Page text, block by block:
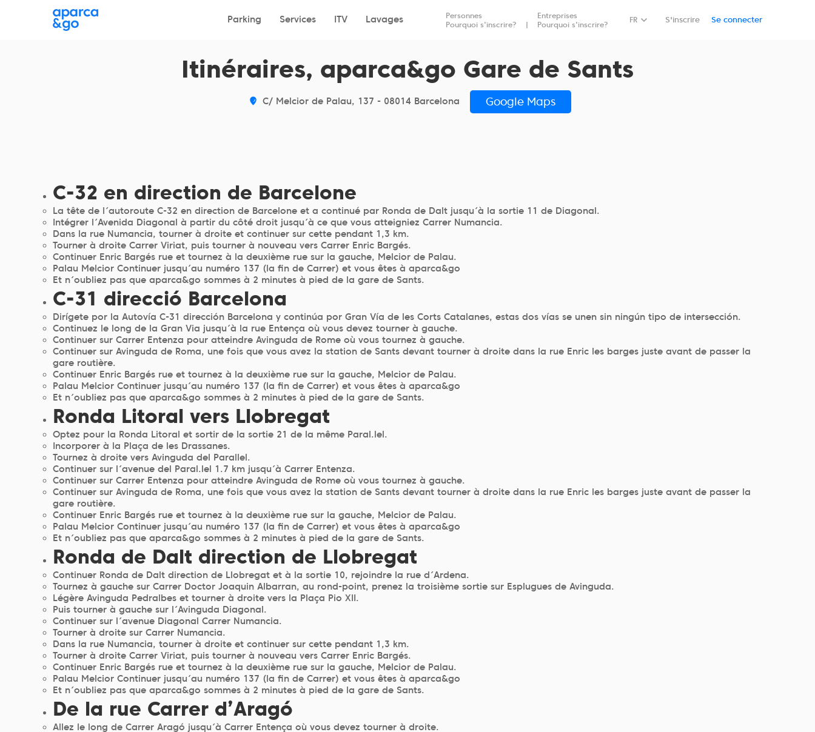
Parking Services ITV Lavages
Personnes
Pourquoi s'inscrire?
Entreprises
Pourquoi s'inscrire?
FR S'inscrire Se connecter
Choisissez votre parking
Choisissez votre parking Réservez
Itinéraires, aparca&go Gare de Sants
C/ Melcior de Palau, 137 - 08014 Barcelona Google Maps
C-32 en direction de Barcelone
La tête de l´autoroute C-32 en direction de Barcelone et a continué par Ronda de Dalt jusqu´à la sortie 11 de Diagonal.
Intégrer l´Avenida Diagonal à partir du côté droit jusqu´à ce que vous atteigniez Carrer Numancia.
Dans la rue Numancia, tourner à droite et continuer sur cette pendant 1,3 km.
Tourner à droite Carrer Viriat, puis tourner à nouveau vers Carrer Enric Bargés.
Continuer Enric Bargés rue et tournez à la deuxième rue sur la gauche, Melcior de Palau.
Palau Melcior Continuer jusqu´au numéro 137 (la fin de Carrer) et vous êtes à aparca&go
Et n´oubliez pas que aparca&go sommes à 2 minutes à pied de la gare de Sants.
C-31 direcció Barcelona
Dirígete por la Autovía C-31 dirección Barcelona y continúa por Gran Vía de les Corts Catalanes, estas dos vías se unen sin ningún tipo de intersección.
Continuez le long de la Gran Via jusqu´à la rue Entença où vous devez tourner à gauche.
Continuer sur Carrer Entenza pour atteindre Avinguda de Rome où vous tournez à gauche.
Continuer sur Avinguda de Roma, une fois que vous avez la station de Sants devant tourner à droite dans la rue Enric les barges juste avant de passer la
gare routière.
Continuer Enric Bargés rue et tournez à la deuxième rue sur la gauche, Melcior de Palau.
Palau Melcior Continuer jusqu´au numéro 137 (la fin de Carrer) et vous êtes à aparca&go
Et n´oubliez pas que aparca&go sommes à 2 minutes à pied de la gare de Sants.
Ronda Litoral vers Llobregat
Optez pour la Ronda Litoral et sortir de la sortie 21 de la même Paral.lel.
Incorporer à la Plaça de les Drassanes.
Tournez à droite vers Avinguda del Parallel.
Continuer sur l´avenue del Paral.lel 1.7 km jusqu´à Carrer Entenza.
Continuer sur Carrer Entenza pour atteindre Avinguda de Rome où vous tournez à gauche.
Continuer sur Avinguda de Roma, une fois que vous avez la station de Sants devant tourner à droite dans la rue Enric les barges juste avant de passer la
gare routière.
Continuer Enric Bargés rue et tournez à la deuxième rue sur la gauche, Melcior de Palau.
Palau Melcior Continuer jusqu´au numéro 137 (la fin de Carrer) et vous êtes à aparca&go
Et n´oubliez pas que aparca&go sommes à 2 minutes à pied de la gare de Sants.
Ronda de Dalt direction de Llobregat
Continuer Ronda de Dalt direction de Llobregat et à la sortie 10, rejoindre la rue d´Ardena.
Tournez à gauche sur Carrer Doctor Joaquin Albarran, au rond-point, prenez la troisième sortie sur Esplugues de Avinguda.
Légère Avinguda Pedralbes et tourner à droite vers la Plaça Pio XII.
Puis tourner à gauche sur l´Avinguda Diagonal.
Continuer sur l´avenue Diagonal Carrer Numancia.
Tourner à droite sur Carrer Numancia.
Dans la rue Numancia, tourner à droite et continuer sur cette pendant 1,3 km.
Tourner à droite Carrer Viriat, puis tourner à nouveau vers Carrer Enric Bargés.
Continuer Enric Bargés rue et tournez à la deuxième rue sur la gauche, Melcior de Palau.
Palau Melcior Continuer jusqu´au numéro 137 (la fin de Carrer) et vous êtes à aparca&go
Et n´oubliez pas que aparca&go sommes à 2 minutes à pied de la gare de Sants.
De la rue Carrer d’Aragó
Allez le long de Carrer Aragó jusqu´à Carrer Entença où vous devez tourner à droite.